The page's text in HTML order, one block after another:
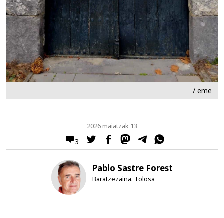
/ eme
3
2026 maiatzak 13
Pablo Sastre Forest
Baratzezaina. Tolosa